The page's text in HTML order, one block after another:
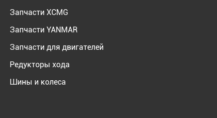
Запчасти XCMG
Запчасти YANMAR
Запчасти для двигателей
Редукторы хода
Шины и колеса